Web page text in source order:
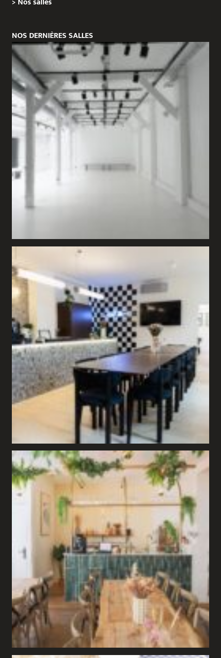
NOS DERNIÈRES SALLES